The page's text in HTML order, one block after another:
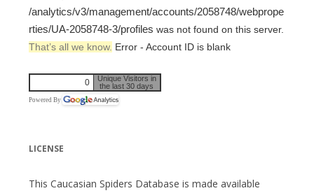
/analytics/v3/management/accounts/2058748/webprope
rties/UA-2058748-3/profiles was not found on this server.
That’s all we know. Error - Account ID is blank
0
Unique Visitors in
the last 30 days
Powered By
LICENSE
This Caucasian Spiders Database is made available